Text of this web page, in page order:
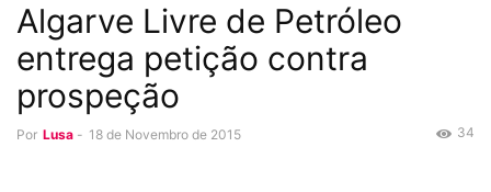
Algarve Livre de Petróleo
entrega petição contra
prospeção
Por Lusa - 18 de Novembro de 2015 34